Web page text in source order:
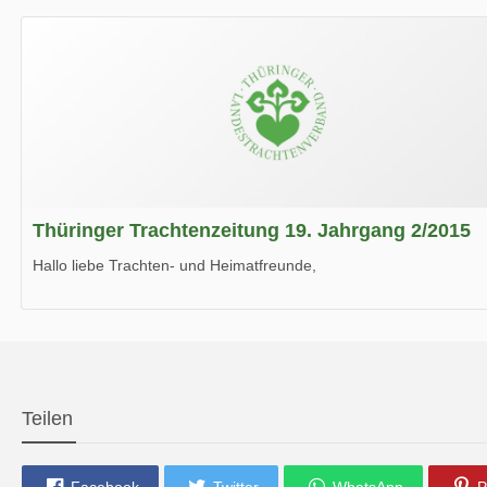
Wir wünschen Euch viel Spaß beim Lesen.
Thüringer Trachtenzeitung 19. Jahrgang 2/2015
Hallo liebe Trachten- und Heimatfreunde,
Teilen